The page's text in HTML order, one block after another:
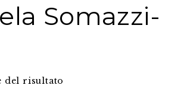
Somazzi-
del risultato